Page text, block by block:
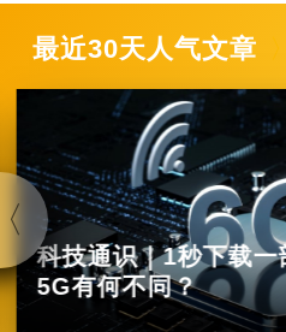
最近30天人气文章
科技通识｜1秒下载
5G有何不同？